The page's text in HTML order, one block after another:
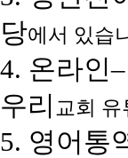
당에서 있습
4. 온라인
우리 교회 유
5. 영어통